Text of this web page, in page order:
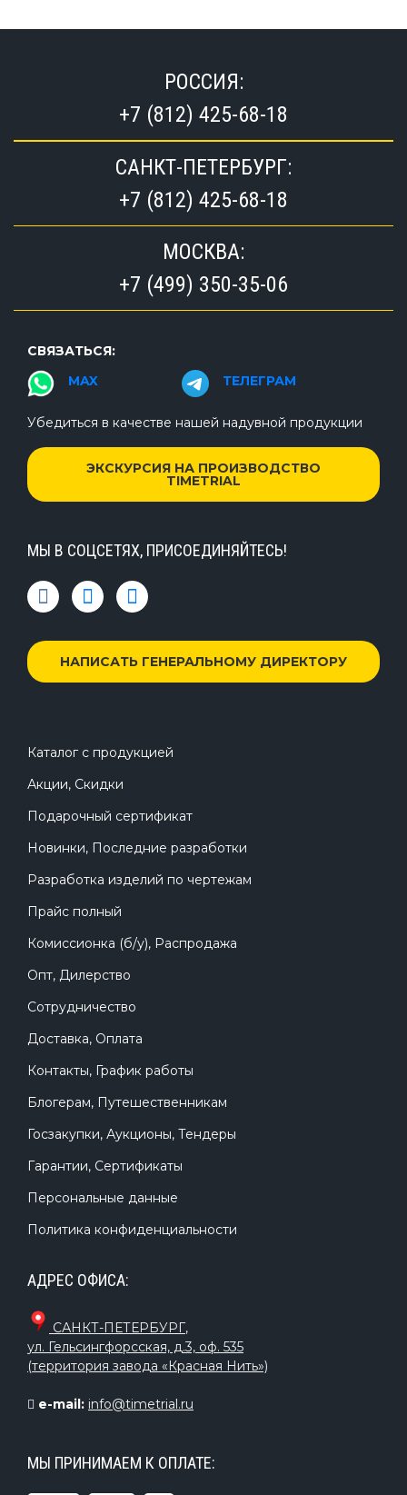
РОССИЯ:
+7 (812) 425-68-18
САНКТ-ПЕТЕРБУРГ:
+7 (812) 425-68-18
МОСКВА:
+7 (499) 350-35-06
СВЯЗАТЬСЯ:
MAX
ТЕЛЕГРАМ
Убедиться в качестве нашей надувной продукции
ЭКСКУРСИЯ НА ПРОИЗВОДСТВО
TIMETRIAL
МЫ В СОЦСЕТЯХ, ПРИСОЕДИНЯЙТЕСЬ!
НАПИСАТЬ ГЕНЕРАЛЬНОМУ ДИРЕКТОРУ
Каталог с продукцией
Акции, Скидки
Подарочный сертификат
Новинки, Последние разработки
Разработка изделий по чертежам
Прайс полный
Комиссионка (б/у), Распродажа
Опт, Дилерство
Сотрудничество
Доставка, Оплата
Контакты, График работы
Блогерам, Путешественникам
Госзакупки, Аукционы, Тендеры
Гарантии, Сертификаты
Персональные данные
Политика конфиденциальности
АДРЕС ОФИСА:
САНКТ-ПЕТЕРБУРГ,
ул. Гельсингфорсская, д.3, оф. 535
(территория завода «Красная Нить»)
e-mail: info@timetrial.ru
МЫ ПРИНИМАЕМ К ОПЛАТЕ: